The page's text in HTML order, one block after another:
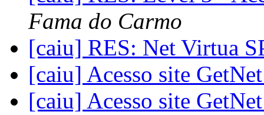
Fama do Carmo
[caiu] RES: Net Virtua
[caiu] Acesso site
[caiu] Acesso site